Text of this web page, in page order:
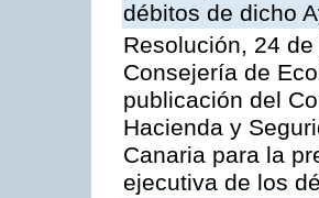
débitos de dicho
Resolución, 24
Consejería de
publicación del
Hacienda y
Canaria para la
ejecutiva de los